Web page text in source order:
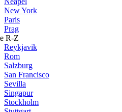
New York
Paris
Prag
R-Z
Reykjavik
Rom
Salzburg
San Francisco
Sevilla
Singapur
Stockholm